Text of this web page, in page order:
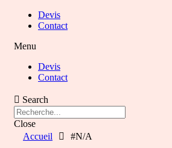
Devis
Contact
Menu
Devis
Contact
Search
Close
Accueil
#N/A